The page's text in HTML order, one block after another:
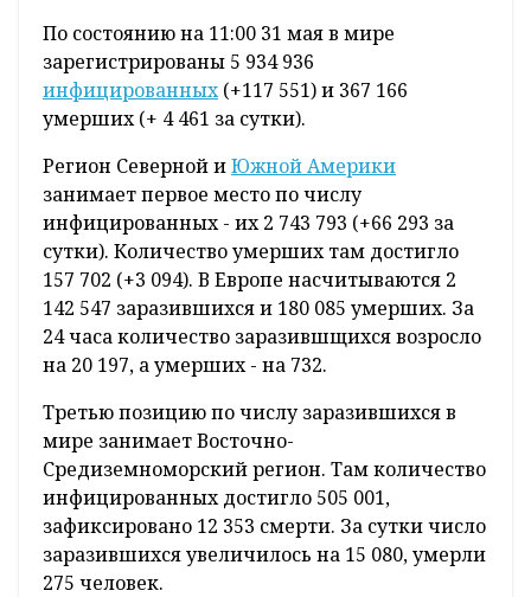
По состоянию на 11:00 31 мая в мире
зарегистрированы 5 934 936
инфицированных(+117 551) и 367 166
умерших (+ 4 461 за сутки).
Регион Северной иЮжной Америки
занимает первое место по числу
инфицированных - их 2 743 793 (+66 293 за
сутки). Количество умерших там достигло
157 702 (+3 094). В Европе насчитываются 2
142 547 заразившихся и 180 085 умерших. За
24 часа количество заразившщихся возросло
на 20 197, а умерших - на 732.
Третью позицию по числу заразившихся в
мире занимает Восточно-
Средиземноморский регион. Там количество
инфицированных достигло 505 001,
зафиксировано 12 353 смерти. За сутки число
заразившихся увеличилось на 15 080, умерли
275 человек.